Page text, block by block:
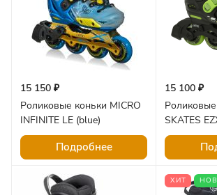
15 150 ₽
Роликовые коньки MICRO
INFINITE LE (blue)
Подробнее
15 100 ₽
SKATES
ХИТ